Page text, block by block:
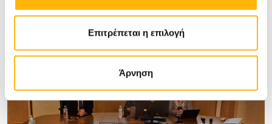
Επιτρέπεται η επιλογή
Άρνηση